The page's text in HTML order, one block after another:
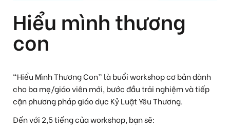
Hiểu mình thương
con
“Hiểu Mình Thương Con” là buổi workshop cơ bản dành
cho ba mẹ/giáo viên mới, bước đầu trải nghiệm và tiếp
cận phương pháp giáo dục Kỷ Luật Yêu Thương.
Đến với 2,5 tiếng của workshop, bạn sẽ: